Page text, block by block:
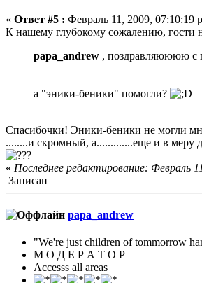
« Ответ #5 : Февраль 11, 2009, 07:10:19
К нашему глубокому сожалению, гости
papa_andrew , поздравляюююю с
а "эники-беники" помогли?
Спасибочки! Эники-беники не могли
........и скромный, а.............еще и в меру
« Последнее редактирование: Февраль
Записан
papa_andrew
"We're just children of
М О Д Е Р А Т О Р
Accesss all areas